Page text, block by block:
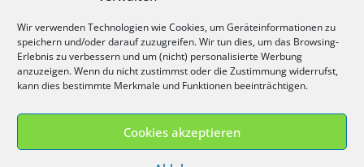
Wir verwenden Technologien wie Cookies, um Geräteinformationen zu
speichern und/oder darauf zuzugreifen. Wir tun dies, um das Browsing-
Erlebnis zu verbessern und um (nicht) personalisierte Werbung
anzuzeigen. Wenn du nicht zustimmst oder die Zustimmung widerrufst,
kann dies bestimmte Merkmale und Funktionen beeinträchtigen.
Cookies akzeptieren
Impressum
Widerrufsbelehrung
Versandkosten